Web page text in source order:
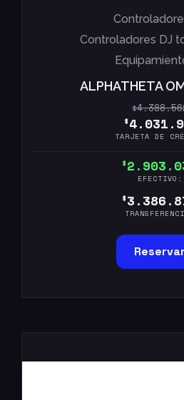
Controladores DJ
ALPHATHETA
$
$
TARJETA DE
$
EFECTIVO:
$
Reservar